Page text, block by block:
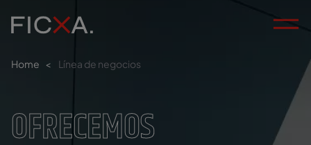
Home < Línea de negocios
OFRECEMOS